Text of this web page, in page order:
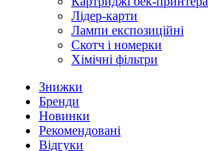
Лідер-карти
Лампи експозиційні
Скотч і номерки
Хімічні фільтри
Знижки
Бренди
Новинки
Рекомендовані
Відгуки